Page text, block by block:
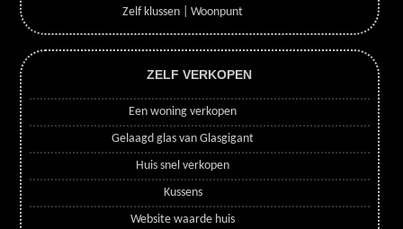
Zelf klussen | Woonpunt
ZELF VERKOPEN
Een woning verkopen
Gelaagd glas van Glasgigant
Huis snel verkopen
Kussens
Website waarde huis